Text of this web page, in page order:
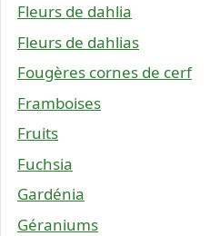
Fleurs de dahlia
Fleurs de dahlias
Fougères cornes de cerf
Framboises
Fruits
Fuchsia
Gardénia
Géraniums